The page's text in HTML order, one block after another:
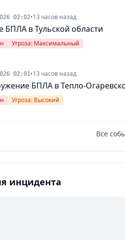
02:02•13 часов назад
БПЛА в Тульской области
Угроза: Максимальный
02:01 •13 часов назад
БПЛА в Тепло-
Угроза: Высокий
Все
инцидента